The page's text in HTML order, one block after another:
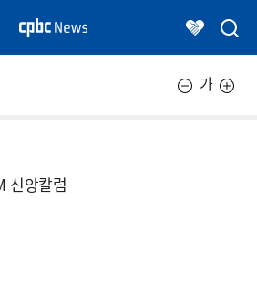
가
신앙칼럼